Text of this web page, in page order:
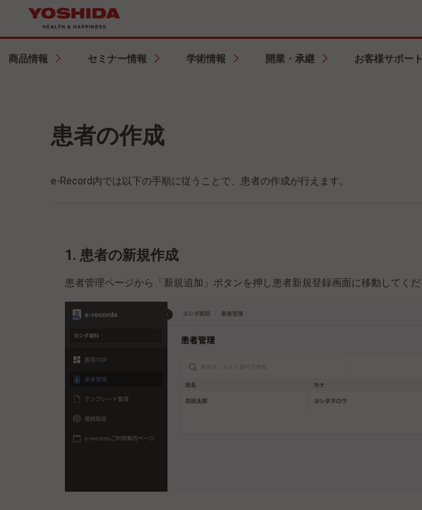
商品情報 セミナー情報 学術情報 開業・承継 お客様サポート
患者の作成
e-Record内では以下の手順に従うことで、患者の作成が行えます。
1. 患者の新規作成
患者管理ページから「新規追加」ボタンを押し患者新規登録画面に移動してくだ